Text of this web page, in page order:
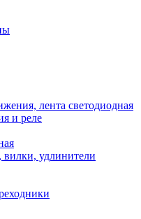
лента светодиодная
и реле
удлинители